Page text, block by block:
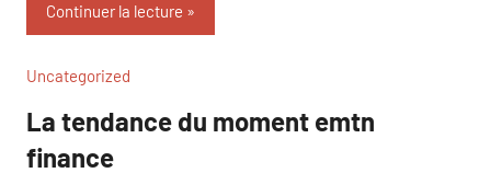
Continuer la lecture
Uncategorized
La tendance du moment emtn
finance